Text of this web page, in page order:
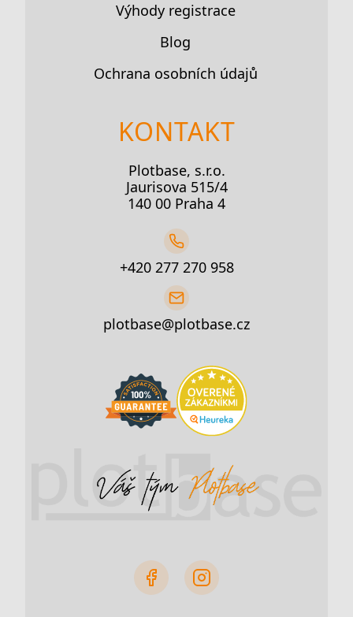
Výhody registrace
Blog
Ochrana osobních údajů
KONTAKT
Plotbase, s.r.o.
Jaurisova 515/4
140 00 Praha 4
+420 277 270 958
plotbase@plotbase.cz